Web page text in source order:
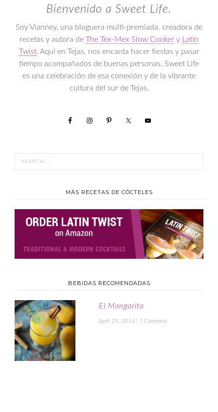
Bienvenido a Sweet Life.
Soy Vianney, una bloguera multi-premiada, creadora de
recetas y autora de The Tex-Mex Slow Cooker y
Latin
Twist. Aquí en Tejas, nos encanta hacer fiestas y pasar
tiempo acompañados de buenas personas. Sweet Life
es una celebración de esa conexión y de la vibrante
cultura del sur de Tejas.
MÁS RECETAS DE CÓCTELES
BEBIDAS RECOMENDADAS
El Mangarita
April 25, 2014 1 Comment